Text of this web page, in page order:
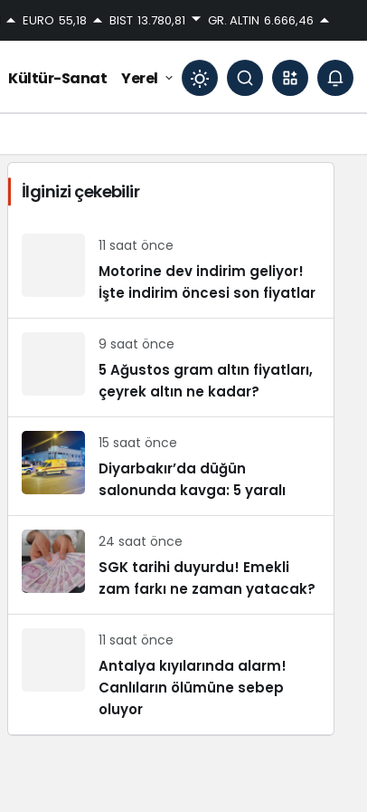
EURO 55,18 BIST 13.780,81 GR. ALTIN 6.666,46
Kültür-Sanat Yerel
Mod
değiştir
Gündüz modunu seçin.
Sistem modunu seçin.
İlginizi çekebilir
11 saat önce
Motorine dev indirim geliyor!
İşte indirim öncesi son fiyatlar
9 saat önce
5 Ağustos gram altın fiyatları,
çeyrek altın ne kadar?
15 saat önce
Diyarbakır’da düğün
salonunda kavga: 5 yaralı
24 saat önce
SGK tarihi duyurdu! Emekli
zam farkı ne zaman yatacak?
11 saat önce
Antalya kıyılarında alarm!
Canlıların ölümüne sebep
oluyor